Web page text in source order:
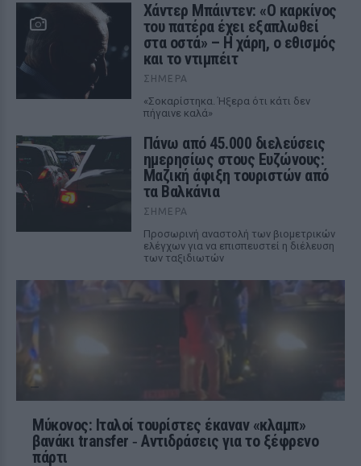
Χάντερ Μπάιντεν: «Ο καρκίνος
του πατέρα έχει εξαπλωθεί
στα οστά» – Η χάρη, ο εθισμός
και το ντιμπέιτ
ΣΉΜΕΡΑ
«Σοκαρίστηκα. Ήξερα ότι κάτι δεν
πήγαινε καλά»
Πάνω από 45.000 διελεύσεις
ημερησίως στους Ευζώνους:
Μαζική άφιξη τουριστών από
τα Βαλκάνια
ΣΉΜΕΡΑ
Προσωρινή αναστολή των βιομετρικών
ελέγχων για να επισπευστεί η διέλευση
των ταξιδιωτών
Μύκονος: Ιταλοί τουρίστες έκαναν «κλαμπ»
βανάκι transfer ‑ Αντιδράσεις για το ξέφρενο
πάρτι